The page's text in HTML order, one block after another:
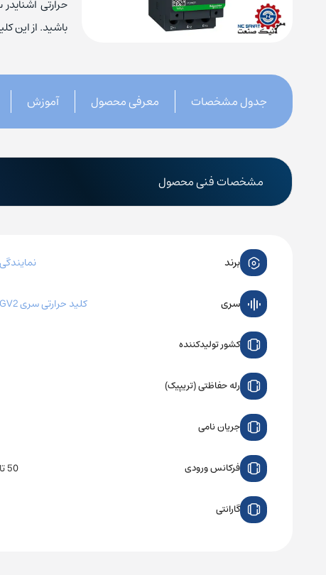
منبع
باشید. از این
جدول مشخصات معرفی محصول آموزش
مشخصات فنی محصول
برند
سری کلید حرارتی سری GV2 اشنایدر
کشور تولیدکننده
رله حفاظتی (تریپیک)
جریان نامی
فرکانس ورودی 50 تا 60 هرتز
گارانتی